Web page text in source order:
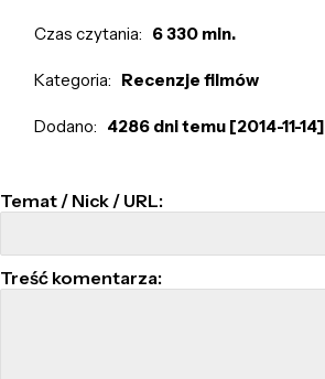
Czas czytania: 6 330 min.
Kategoria: Recenzje filmów
Dodano: 4286 dni temu [2014-11-14]
Temat / Nick / URL:
Treść komentarza: